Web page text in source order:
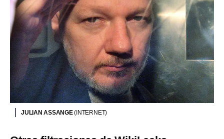
JULIAN ASSANGE(INTERNET)